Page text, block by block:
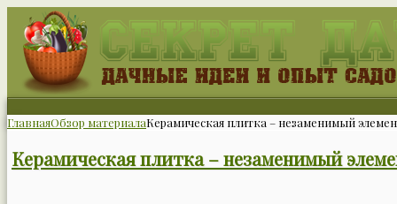
ГлавнаяОбзор материалаКерамическая плитка – незаменимый
Керамическая плитка – незаменимый